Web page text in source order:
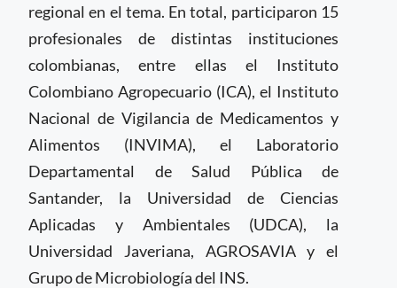
regional en el tema. En total, participaron 15
profesionales de distintas instituciones
colombianas, entre ellas el Instituto
Colombiano Agropecuario (ICA), el Instituto
Nacional de Vigilancia de Medicamentos y
Alimentos (INVIMA), el Laboratorio
Departamental de Salud Pública de
Santander, la Universidad de Ciencias
Aplicadas y Ambientales (UDCA), la
Universidad Javeriana, AGROSAVIA y el
Grupo de Microbiología del INS.